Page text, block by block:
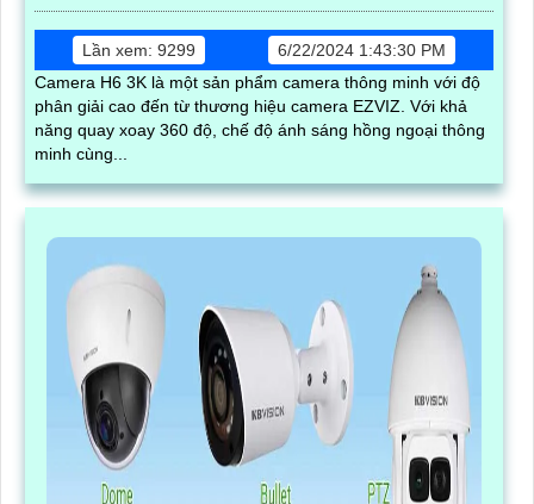
Lần xem: 9299
6/22/2024 1:43:30 PM
Camera H6 3K là một sản phẩm camera thông minh với độ
phân giải cao đến từ thương hiệu camera EZVIZ. Với khả
năng quay xoay 360 độ, chế độ ánh sáng hồng ngoại thông
minh cùng...